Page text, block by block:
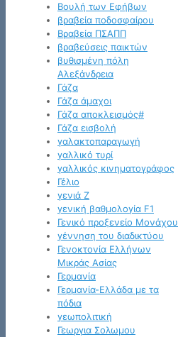
Βουλή των Εφήβων
βραβεία ποδοσφαίρου
Βραβεία ΠΣΑΠΠ
βραβεύσεις παικτών
βυθισμένη πόλη
Αλεξάνδρεια
Γάζα
Γάζα άμαχοι
Γάζα αποκλεισμός#
Γάζα εισβολή
γαλακτοπαραγωγή
γαλλικό τυρί
γαλλικός κινηματογράφος
Γέλιο
γενιά Z
γενική βαθμολογία F1
Γενικό προξενείο Μονάχου
γέννηση του διαδικτύου
Γενοκτονία Ελλήνων
Μικράς Ασίας
Γερμανία
Γερμανία-Ελλάδα με τα
πόδια
γεωπολιτική
Γεωργια Σολωμου